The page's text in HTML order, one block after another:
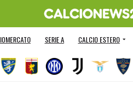
SERIE A CALCIO ESTERO